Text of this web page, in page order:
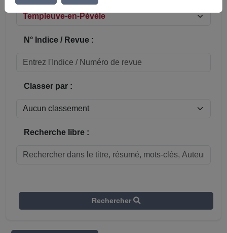
N° Indice / Revue :
Classer par :
Recherche libre :
Rechercher